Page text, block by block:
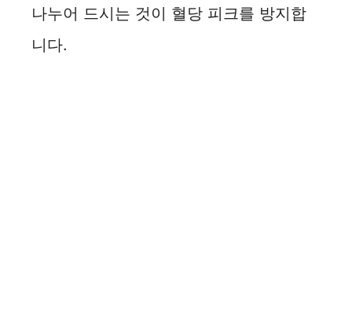
나누어 드시는 것이 혈당 피크를 방지합
니다.